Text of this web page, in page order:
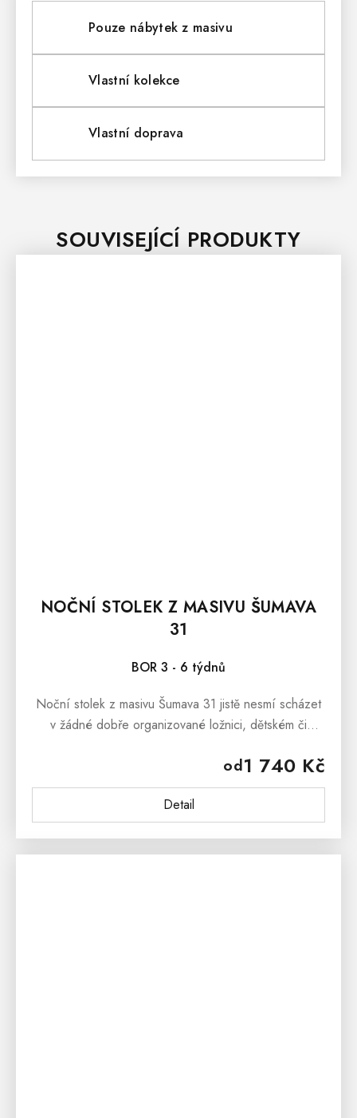
Pouze nábytek z masivu
Vlastní kolekce
Vlastní doprava
SOUVISEJÍCÍ PRODUKTY
NOČNÍ STOLEK Z MASIVU ŠUMAVA
31
BOR 3 - 6 týdnů
od1 740 Kč
Detail
Noční stolek z masivu Šumava 31 jistě nesmí scházet
v žádné dobře organizované ložnici, dětském či
stolek na lampičku, budík...